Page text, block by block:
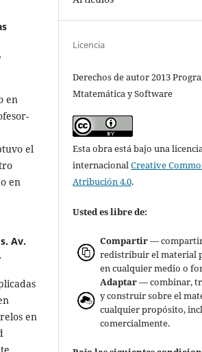
en
el
en
Av.
en
Licencia
Derechos de autor 2013
Mtatemática y Software
Esta obra está bajo una licencia
internacionalCreative
Atribución 4.0.
Usted es libre de:
Compartir—
redistribuir el material
en cualquier medio o
Adaptar— combinar,
y construir sobre el
cualquier propósito,
comercialmente.